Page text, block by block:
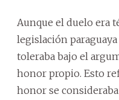
Aunque el duelo era
legislación
toleraba bajo el
honor propio. Esto
honor se